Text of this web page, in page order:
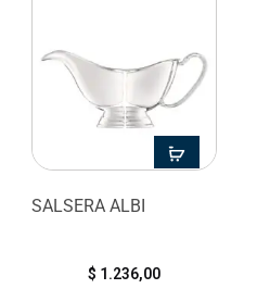
SALSERA ALBI
$ 1.236,00